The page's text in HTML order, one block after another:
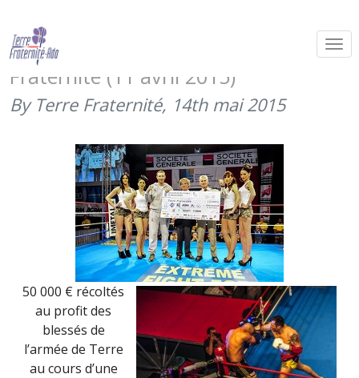
Gala des sports de combat 2015 à
Draguignan au profit de Terre
Fraternité (11 avril 2015)
By Terre Fraternité, 14th mai 2015
50 000 € récoltés
au profit des
blessés de
l’armée de Terre
au cours d’une